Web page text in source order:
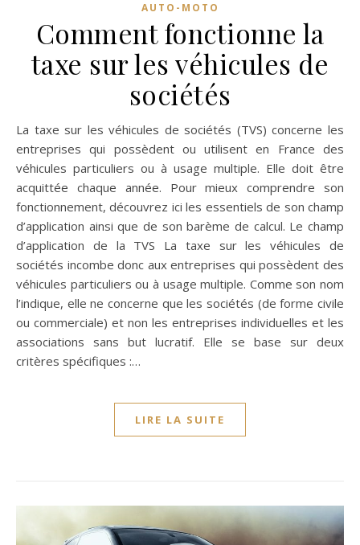
AUTO-MOTO
Comment fonctionne la
taxe sur les véhicules de
sociétés
La taxe sur les véhicules de sociétés (TVS) concerne les
entreprises qui possèdent ou utilisent en France des
véhicules particuliers ou à usage multiple. Elle doit être
acquittée chaque année. Pour mieux comprendre son
fonctionnement, découvrez ici les essentiels de son champ
d’application ainsi que de son barème de calcul. Le champ
d’application de la TVS La taxe sur les véhicules de
sociétés incombe donc aux entreprises qui possèdent des
véhicules particuliers ou à usage multiple. Comme son nom
l’indique, elle ne concerne que les sociétés (de forme civile
ou commerciale) et non les entreprises individuelles et les
associations sans but lucratif. Elle se base sur deux
critères spécifiques :…
LIRE LA SUITE